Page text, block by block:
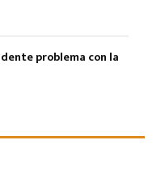
problema con la